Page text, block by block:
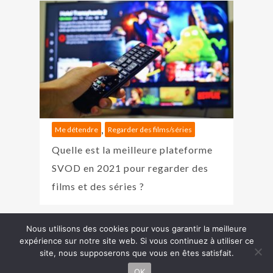
Me détendre Regarder des films/séries
Quelle est la meilleure plateforme
SVOD en 2021 pour regarder des
films et des séries ?
Copyright J'aime Faire © 2026 | Pour tout renseignement,
veuilleznous contacter ...
Péché original
Besoin
d'aide ?
Nous utilisons des cookies pour vous garantir la meilleure
expérience sur notre site web. Si vous continuez à utiliser ce
site, nous supposerons que vous en êtes satisfait.